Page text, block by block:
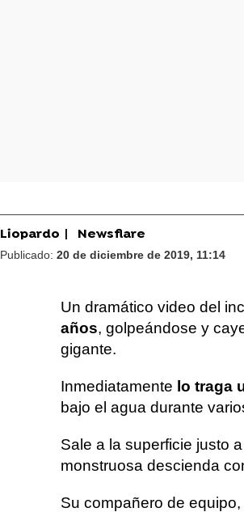
Liopardo Newsflare
Publicado: 20 de diciembre de 2019, 11:14
Un dramático video del
años, golpeándose y
gigante.
Inmediatamente lo traga
bajo el agua durante
Sale a la superficie justo
monstruosa descienda
Su compañero de